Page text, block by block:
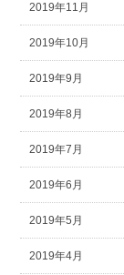
2019年11月
2019年10月
2019年9月
2019年8月
2019年7月
2019年6月
2019年5月
2019年4月